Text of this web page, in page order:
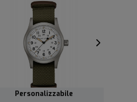
Personalizzabile